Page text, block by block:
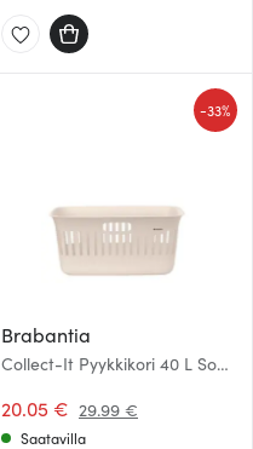
Brabantia
Collect-It Pyykkikori 40 L Soft
20.05 € 29.99 €
-33%
Saatavilla